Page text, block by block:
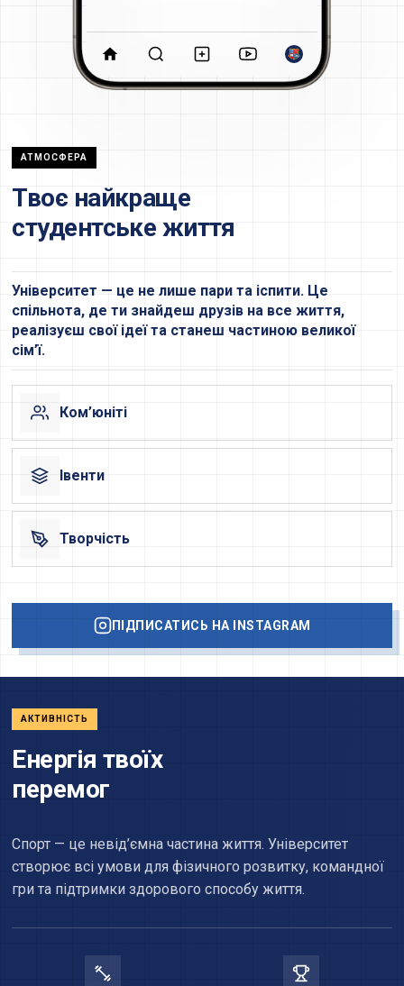
Твоє найкраще
студентське життя
Університет — це не лише пари та іспити. Це
спільнота, де ти знайдеш друзів на все життя,
реалізуєш свої ідеї та станеш частиною великої
сім’ї.
Ком’юніті
Івенти
Творчість
ПІДПИСАТИСЬ НА INSTAGRAM
Енергія твоїх
перемог
Спорт — це невід’ємна частина життя. Університет
створює всі умови для фізичного розвитку, командної
гри та підтримки здорового способу життя.